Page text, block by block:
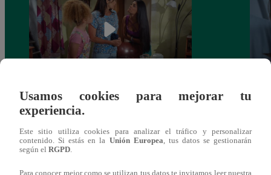
Valentina Valiente capítulo 44: Kathy y
Jenny atan cabos sobre la relación entre
Elsa y Wilfredo!
Usamos cookies para mejorar tu
experiencia.
Este sitio utiliza cookies para analizar el tráfico y personalizar
contenido. Si estás en la Unión Europea , tus datos se gestionarán
según el RGPD
Para conocer mejor como se utilizan tus datos te invitamos leer nuestra